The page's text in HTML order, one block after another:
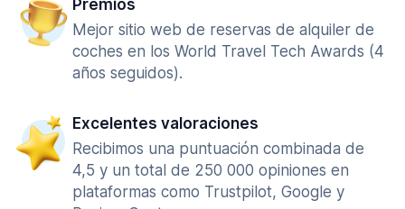
Premios
Mejor sitio web de reservas de alquiler de
coches en los World Travel Tech Awards (4
años seguidos).
Excelentes valoraciones
Recibimos una puntuación combinada de
4,5 y un total de 250 000 opiniones en
plataformas como Trustpilot, Google y